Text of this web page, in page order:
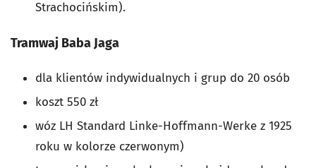
Strachocińskim).
Tramwaj Baba Jaga
dla klientów indywidualnych i grup do 20 osób
koszt 550 zł
wóz LH Standard Linke-Hoffmann-Werke z 1925
roku w kolorze czerwonym)